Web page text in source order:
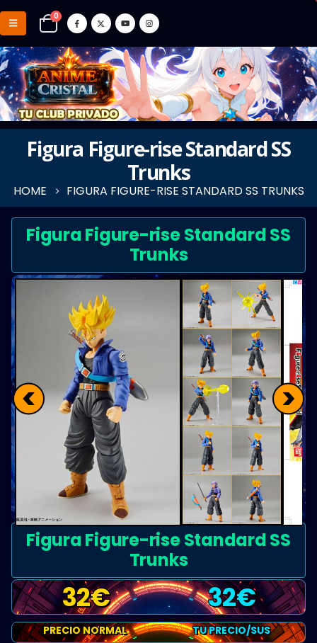
0
Figura Figure-rise Standard SS
Trunks
HOME FIGURA FIGURE-RISE STANDARD SS TRUNKS
Figura Figure-rise Standard SS
Trunks
< >
Figura Figure-rise Standard SS
Trunks
32€ 32€
PRECIO NORMAL TU PRECIO/SUS